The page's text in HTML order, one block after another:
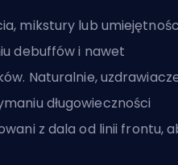
mikstury lub
debuffów i nawet
Naturalnie,
długowieczności
z dala od linii frontu,